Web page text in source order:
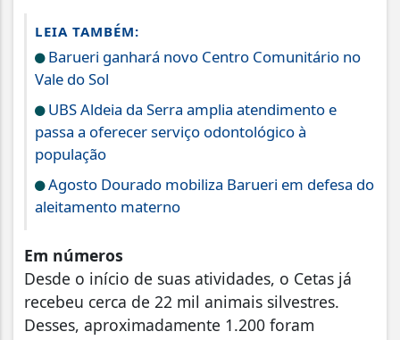
LEIA TAMBÉM:
Barueri ganhará novo Centro Comunitário no
Vale do Sol
UBS Aldeia da Serra amplia atendimento e
passa a oferecer serviço odontológico à
população
Agosto Dourado mobiliza Barueri em defesa do
aleitamento materno
Em números
Desde o início de suas atividades, o Cetas já
recebeu cerca de 22 mil animais silvestres.
Desses, aproximadamente 1.200 foram